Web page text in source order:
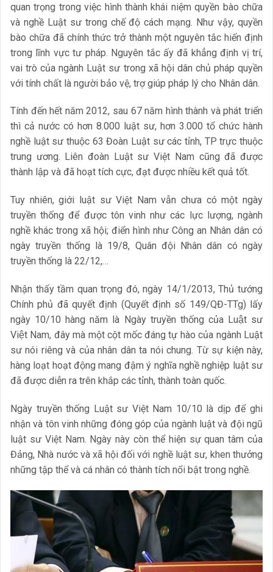
quan trọng trong việc hình thành khái niệm quyền bào chữa
và nghề Luật sư trong chế độ cách mạng. Như vậy, quyền
bào chữa đã chính thức trở thành một nguyên tắc hiến định
trong lĩnh vực tư pháp. Nguyên tắc ấy đã khẳng định vị trí,
vai trò của ngành Luật sư trong xã hội dân chủ pháp quyền
với tính chất là người bảo vệ, trợ giúp pháp lý cho Nhân dân.
Tính đến hết năm 2012, sau 67 năm hình thành và phát triển
thì cả nước có hơn 8.000 luật sư, hơn 3.000 tổ chức hành
nghề luật sư thuộc 63 Đoàn Luật sư các tỉnh, TP trực thuộc
trung ương. Liên đoàn Luật sư Việt Nam cũng đã được
thành lập và đã hoạt tích cực, đạt được nhiều kết quả tốt.
Tuy nhiên, giới luật sư Việt Nam vẫn chưa có một ngày
truyền thống để được tôn vinh như các lực lượng, ngành
nghề khác trong xã hội; điển hình như Công an Nhân dân có
ngày truyền thống là 19/8, Quân đội Nhân dân có ngày
truyền thống là 22/12,…
Nhận thấy tầm quan trọng đó, ngày 14/1/2013, Thủ tướng
Chính phủ đã quyết định (Quyết định số 149/QĐ-TTg) lấy
ngày 10/10 hàng năm là Ngày truyền thống của Luật sư
Việt Nam, đây mà một cột mốc đáng tự hào của ngành Luật
sư nói riêng và của nhân dân ta nói chung. Từ sự kiện này,
hàng loạt hoạt động mang đậm ý nghĩa nghề nghiệp luật sư
đã được diễn ra trên khắp các tỉnh, thành toàn quốc.
Ngày truyền thống Luật sư Việt Nam 10/10 là dịp để ghi
nhận và tôn vinh những đóng góp của ngành luật và đội ngũ
luật sư Việt Nam. Ngày này còn thể hiện sự quan tâm của
Đảng, Nhà nước và xã hội đối với nghề luật sư, khen thưởng
những tập thể và cá nhân có thành tích nổi bật trong nghề.